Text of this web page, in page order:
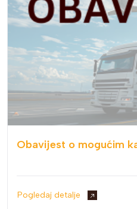
Obavijest o mogućim
Pogledaj detalje